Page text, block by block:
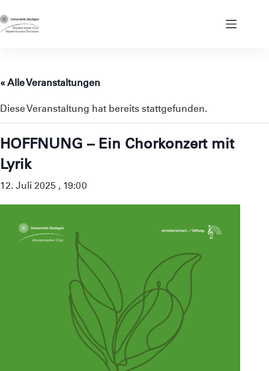
Inhalt
springen
« Alle Veranstaltungen
Diese Veranstaltung hat bereits stattgefunden.
HOFFNUNG – Ein Chorkonzert mit
Lyrik
12. Juli 2025 , 19:00